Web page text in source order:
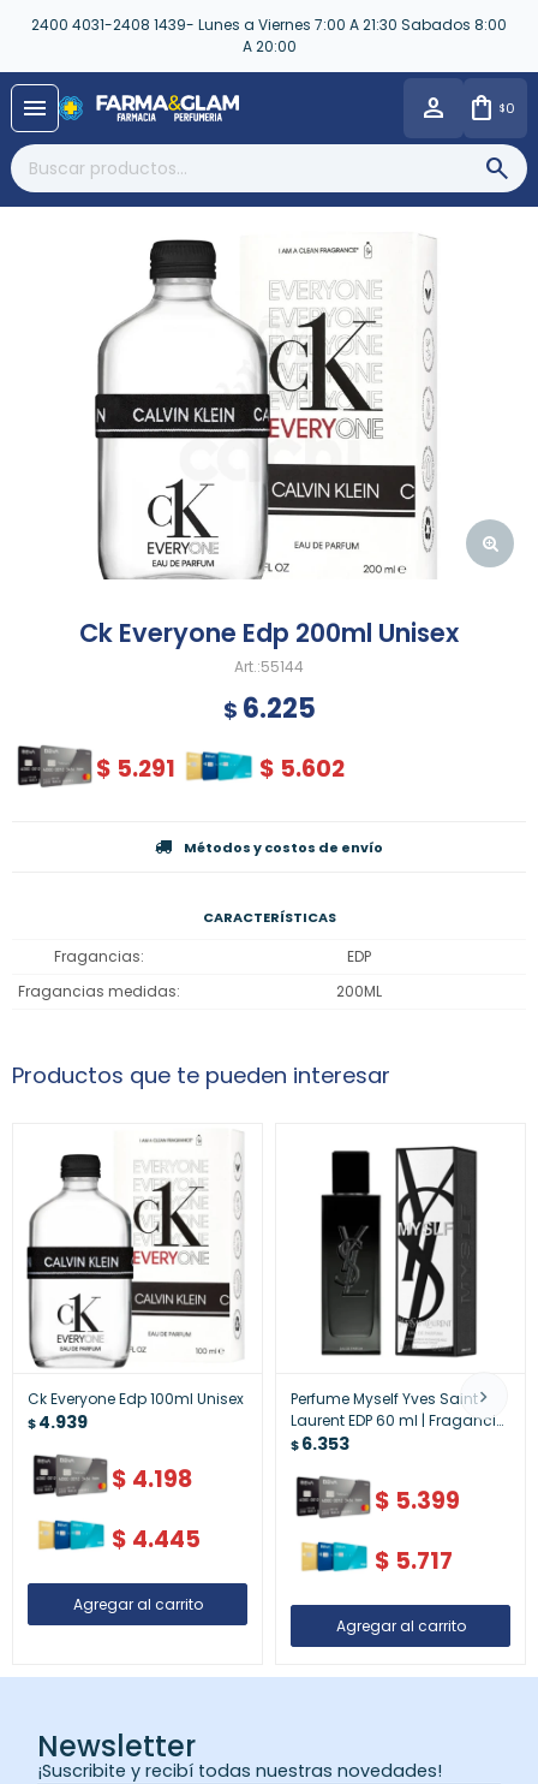
2400 4031-2408 1439- Lunes a Viernes 7:00 A 21:30 Sabados 8:00
A 20:00
menu $0
Ck Everyone Edp 200ml Unisex
55144
$ 6.225
$ 5.291 $ 5.602
Métodos y costos de envío
CARACTERÍSTICAS
Fragancias
EDP
Fragancias medidas
200ML
Productos que te pueden interesar
Ck Everyone Edp 100ml Unisex
$4.939
$ 4.198
$ 4.445
Perfume Myself Yves Saint
Laurent EDP 60 ml | Fragancia
Femenina de Lujo
$6.353
$ 5.399
$ 5.717
Newsletter
¡Suscribite y recibí todas nuestras novedades!